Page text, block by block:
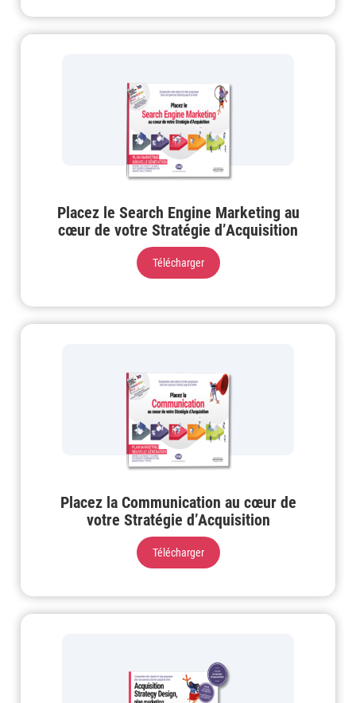
Placez le Search Engine Marketing au
cœur de votre Stratégie d’Acquisition
Télécharger
Placez la Communication au cœur de
votre Stratégie d’Acquisition
Télécharger